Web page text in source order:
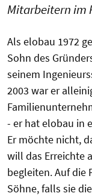
Mitarbeitern im
Als elobau 1972
Sohn des
seinem
2003 war er
- er hat elobau in
Er möchte nicht,
will das Erreichte
begleiten. Auf die
Söhne, falls sie